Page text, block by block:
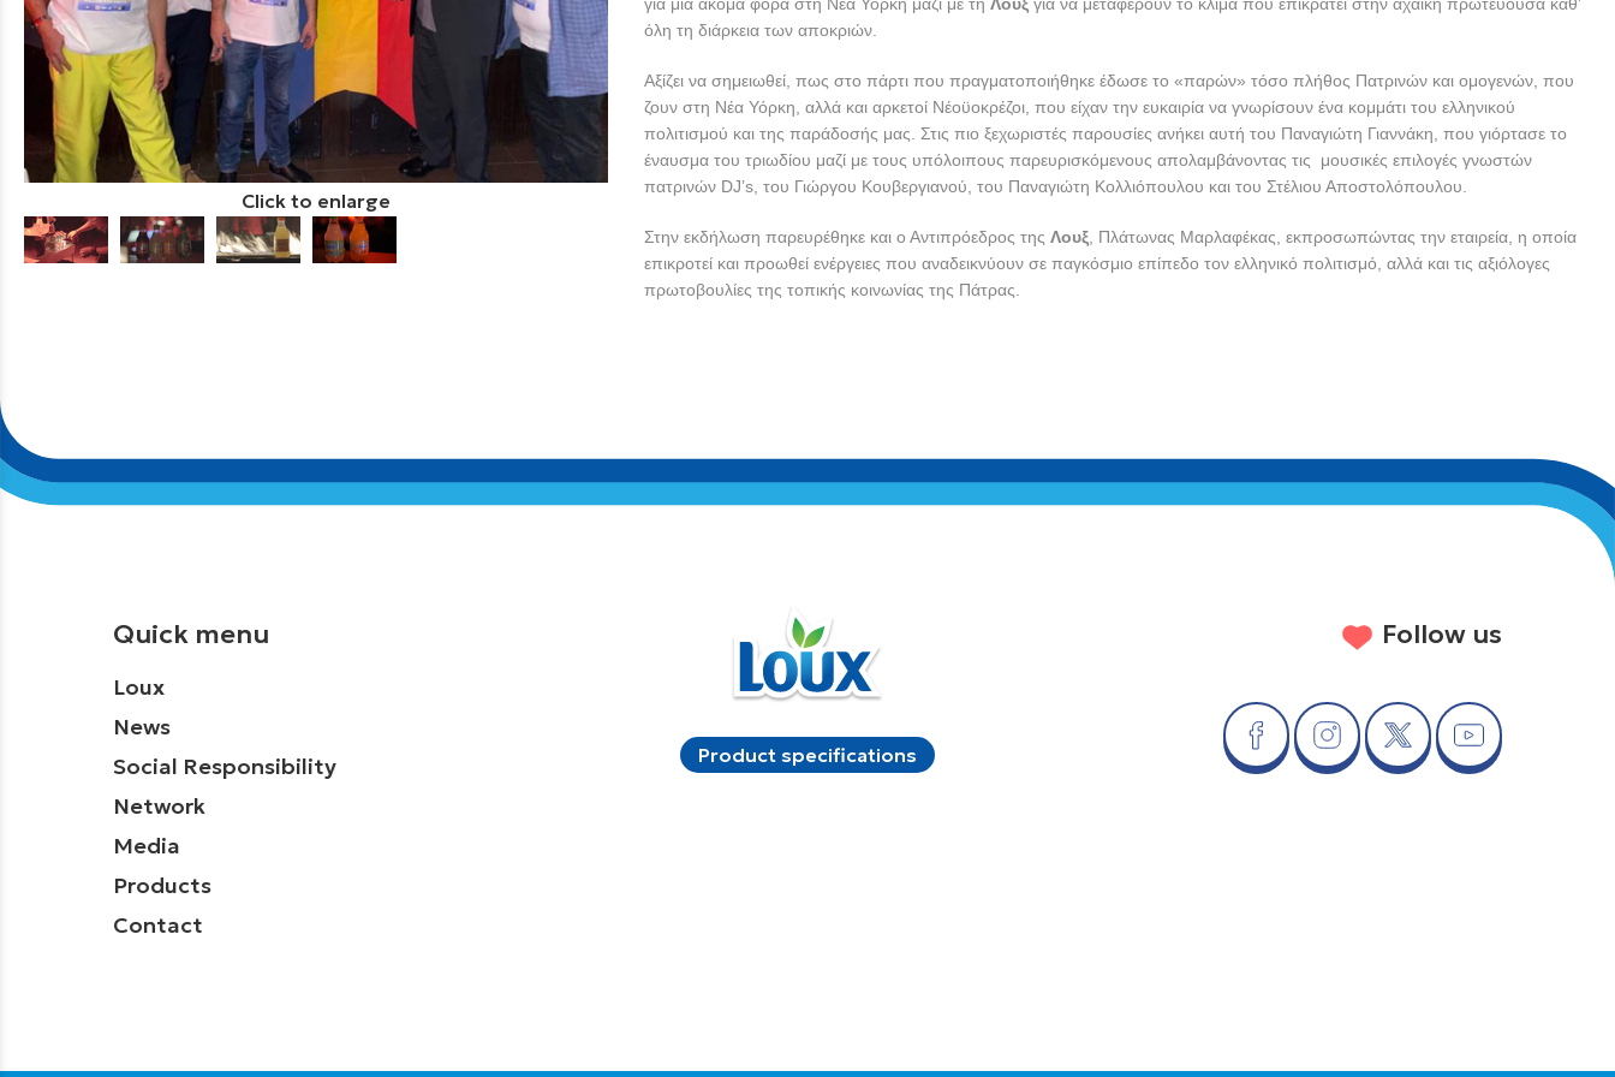
Click to enlarge
όλη τη διάρκεια των αποκριών.
Αξίζει να σημειωθεί, πως στο πάρτι που πραγματοποιήθηκε έδωσε το «παρών» τόσο πλήθος Πατρινών και ομογενών, που
ζουν στη Νέα Υόρκη, αλλά και αρκετοί Νέοϋοκρέζοι, που είχαν την ευκαιρία να γνωρίσουν ένα κομμάτι του ελληνικού
πολιτισμού και της παράδοσής μας. Στις πιο ξεχωριστές παρουσίες ανήκει αυτή του Παναγιώτη Γιαννάκη, που γιόρτασε το
έναυσμα του τριωδίου μαζί με τους υπόλοιπους παρευρισκόμενους απολαμβάνοντας τις μουσικές επιλογές γνωστών
πατρινών DJ’s, του Γιώργου Κουβεργιανού, του Παναγιώτη Κολλιόπουλου και του Στέλιου Αποστολόπουλου.
Στην εκδήλωση παρευρέθηκε και ο Αντιπρόεδρος της Λουξ, Πλάτωνας Μαρλαφέκας, εκπροσωπώντας την εταιρεία, η οποία
επικροτεί και προωθεί ενέργειες που αναδεικνύουν σε παγκόσμιο επίπεδο τον ελληνικό πολιτισμό, αλλά και τις αξιόλογες
πρωτοβουλίες της τοπικής κοινωνίας της Πάτρας.
Quick menu
Loux
News
Social Responsibility
Network
Media
Products
Contact
Product specifications
Follow us